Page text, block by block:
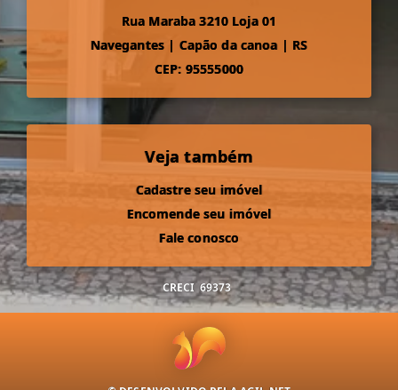
Rua Maraba 3210 Loja 01
Navegantes | Capão da canoa | RS
CEP: 95555000
Veja também
Cadastre seu imóvel
Encomende seu imóvel
Fale conosco
CRECI 69373